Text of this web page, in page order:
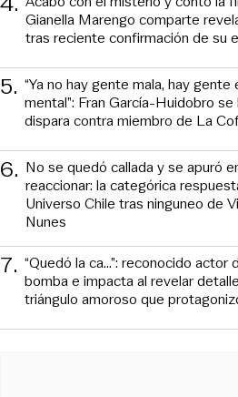
Gianella Marengo comparte
tras reciente confirmación de su
5. “Ya no hay gente mala, hay gente
mental”: Fran García-Huidobro
dispara contra miembro de La
6. No se quedó callada y se apuró
reaccionar: la categórica
Universo Chile tras ninguneo de
Nunes
7. “Quedó la ca...”: reconocido actor
bomba e impacta al revelar
triángulo amoroso que